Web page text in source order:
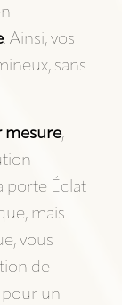
. Ainsi, vos
sans
mesure,
porte Éclat
mais
vous
de
pour un